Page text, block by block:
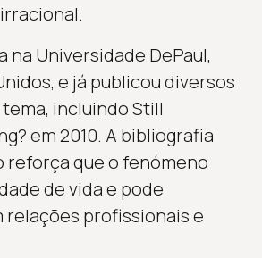
na Universidade DePaul,
e já publicou diversos
incluindo Still
em 2010. A bibliografia
reforça que o fenómeno
de vida e pode
profissionais e